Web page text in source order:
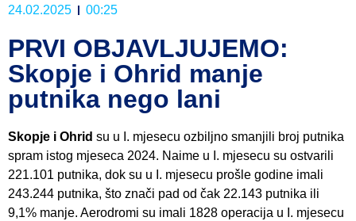
24.02.2025 00:25
PRVI OBJAVLJUJEMO:
Skopje i Ohrid manje
putnika nego lani
Skopje i Ohrid su u I. mjesecu ozbiljno smanjili broj putnika
spram istog mjeseca 2024. Naime u I. mjesecu su ostvarili
221.101 putnika, dok su u I. mjesecu prošle godine imali
243.244 putnika, što znači pad od čak 22.143 putnika ili
9,1% manje. Aerodromi su imali 1828 operacija u I. mjesecu